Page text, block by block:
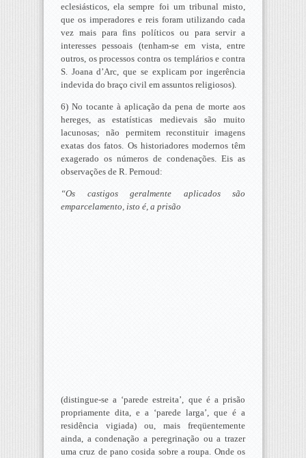
eclesiásticos, ela sempre foi um tribunal misto,
que os imperadores e reis foram utilizando cada
vez mais para fins políticos ou para servir a
interesses pessoais (tenham-se em vista, entre
outros, os processos contra os templários e contra
S. Joana d’Arc, que se explicam por ingerência
indevida do braço civil em assuntos religiosos).
6) No tocante à aplicação da pena de morte aos
hereges, as estatísticas medievais são muito
lacunosas; não permitem reconstituir imagens
exatas dos fatos. Os historiadores modernos têm
exagerado os números de condenações. Eis as
observações de R. Pernoud:
“Os castigos geralmente aplicados são
emparcelamento, isto é, a prisão
(distingue-se a ‘parede estreita’, que é a prisão
propriamente dita, e a ‘parede larga’, que é a
residência vigiada) ou, mais freqüentemente
ainda, a condenação a peregrinação ou a trazer
uma cruz de pano cosida sobre a roupa. Onde os